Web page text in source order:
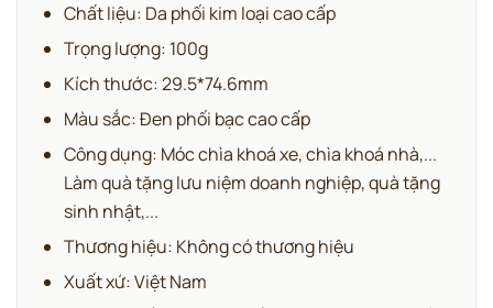
Chất liệu: Da phối kim loại cao cấp
Trọng lượng: 100g
Kích thước: 29.5*74.6mm
Màu sắc: Đen phối bạc cao cấp
Công dụng: Móc chìa khoá xe, chìa khoá nhà,...
Làm quà tặng lưu niệm doanh nghiệp, quà tặng
sinh nhật,...
Thương hiệu: Không có thương hiệu
Xuất xứ: Việt Nam